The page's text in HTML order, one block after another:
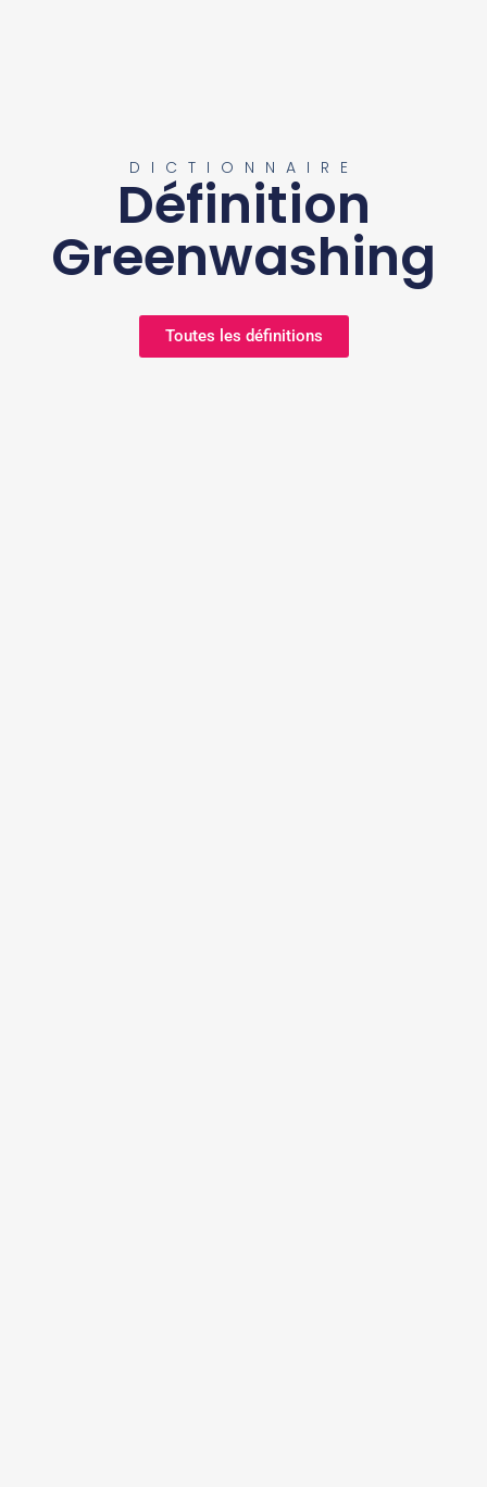
DICTIONNAIRE
Définition
Greenwashing
Toutes les définitions